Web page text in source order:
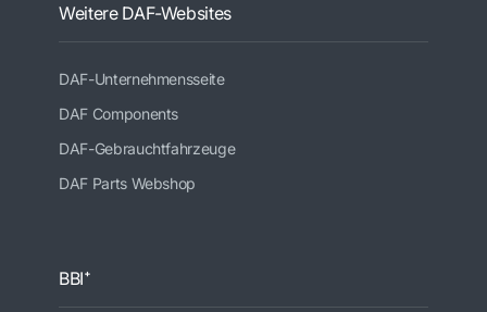
Weitere DAF-Websites
DAF-Unternehmensseite
DAF Components
DAF-Gebrauchtfahrzeuge
DAF Parts Webshop
BBI⁺